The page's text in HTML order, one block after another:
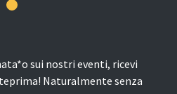
sui nostri eventi, ricevi
Naturalmente senza